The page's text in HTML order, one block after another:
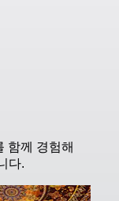
함께 경험해
다.